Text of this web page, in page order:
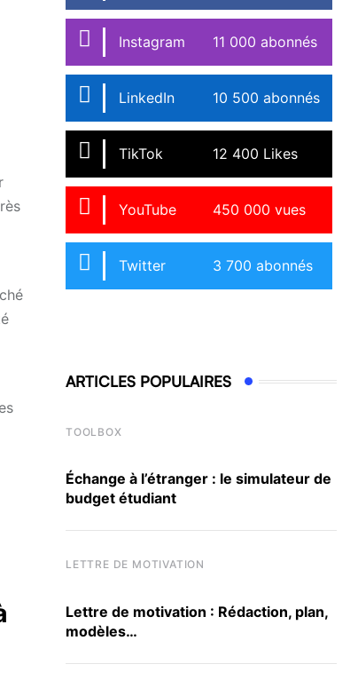
Instagram 11 000 abonnés
LinkedIn 10 500 abonnés
TikTok 12 400 Likes
YouTube 450 000 vues
Twitter 3 700 abonnés
ARTICLES POPULAIRES
TOOLBOX
Échange à l’étranger : le simulateur de
budget étudiant
LETTRE DE MOTIVATION
Lettre de motivation : Rédaction, plan,
modèles…